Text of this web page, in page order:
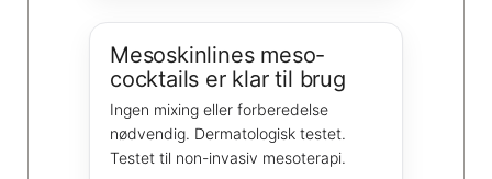
Mesoskinlines meso-
cocktails er klar til brug
Ingen mixing eller forberedelse
nødvendig. Dermatologisk testet.
Testet til non-invasiv mesoterapi.